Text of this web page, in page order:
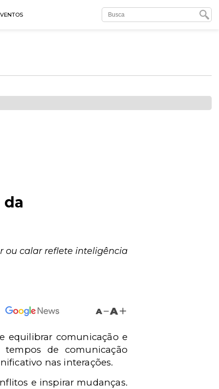
da
ou calar reflete inteligência
A A
equilibrar comunicação e
de comunicação
nas interações.
e inspirar mudanças.